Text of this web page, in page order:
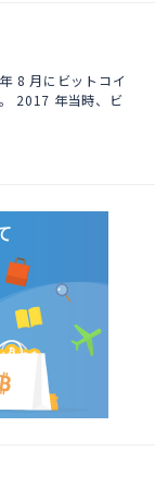
8 月にビットコイ
2017 年当時、ビ